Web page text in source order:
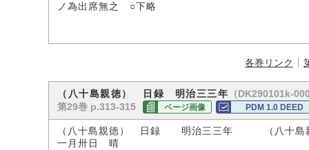
ノ為出席無之 ○下略
各巻リンク
（八十島親徳） 日録 明治三三年 （DK290101k-
第29巻 p.313-315
ページ画像 PDM 1.0 DEED
（八十島親徳） 日録 明治三三年 （八十島
一月卅日 晴